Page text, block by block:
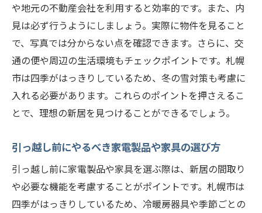
や地元の不動産会社を利用すると効率的です。また、内
見は必ず行うようにしましょう。実際に物件を見ること
で、写真では分からない点を確認できます。さらに、交
通の便や周辺の生活環境もチェックポイントです。札幌
市は四季がはっきりしているため、冬の雪対策も考慮に
入れる必要があります。これらのポイントを押さえるこ
とで、理想の新居を見つけることができるでしょう。
引っ越し前にやるべき家電製品や家具の選び方
引っ越し前に家電製品や家具を選ぶ際は、新居の間取り
や必要な機能を考慮することがポイントです。札幌市は
四季がはっきりしているため、冷暖房器具や季節ごとの